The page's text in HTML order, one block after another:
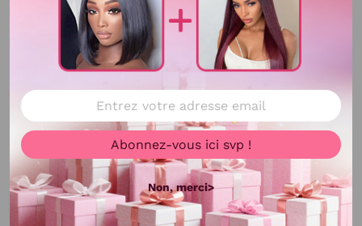
Abonnez-vous ici svp !
Non, merci>